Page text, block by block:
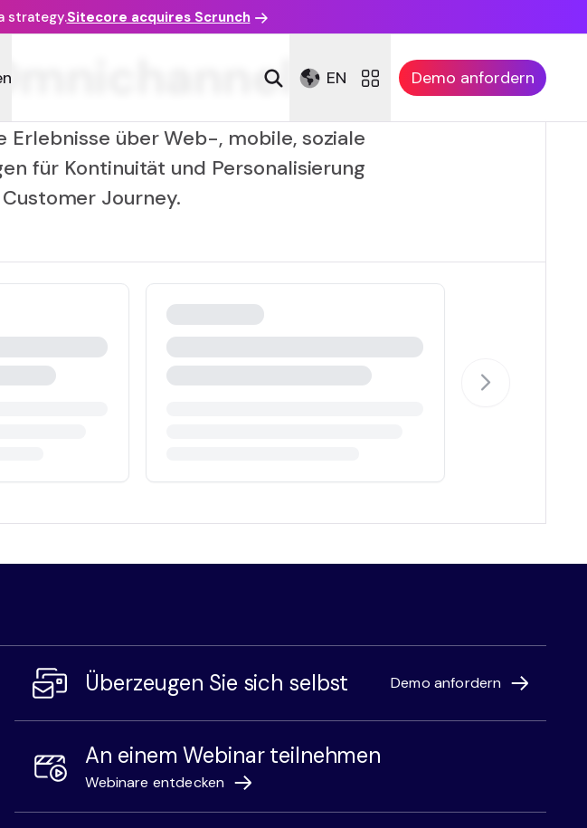
strategy.Sitecore acquires Scrunch
EN Demo anfordern
über Web-, mobile, soziale
für Kontinuität und Personalisierung
Journey.
Überzeugen Sie sich selbst Demo anfordern
An einem Webinar teilnehmen
Webinare entdecken